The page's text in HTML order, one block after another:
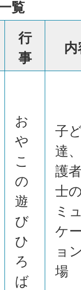
覧
行
事
内
お
や
こ
の
遊
び
ひ
ろ
ば
子
達
護
士
ミ
ケ
ョ
場